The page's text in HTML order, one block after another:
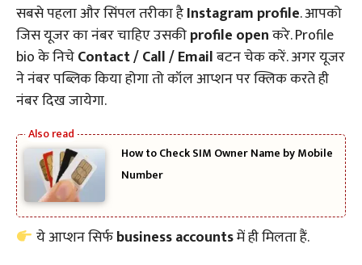
सबसे पहला और सिंपल तरीका हैInstagram profile. आपको
जिस यूजर का नंबर चाहिए उसकीprofile openकरे. Profile
bio के निचेContact / Call / Emailबटन चेक करें. अगर यूजर
ने नंबर पब्लिक किया होगा तो कॉल आप्शन पर क्लिक करते ही
नंबर दिख जायेगा.
How to Check SIM Owner Name by Mobile
Number
ये आप्शन सिर्फbusiness accountsमें ही मिलता हैं.